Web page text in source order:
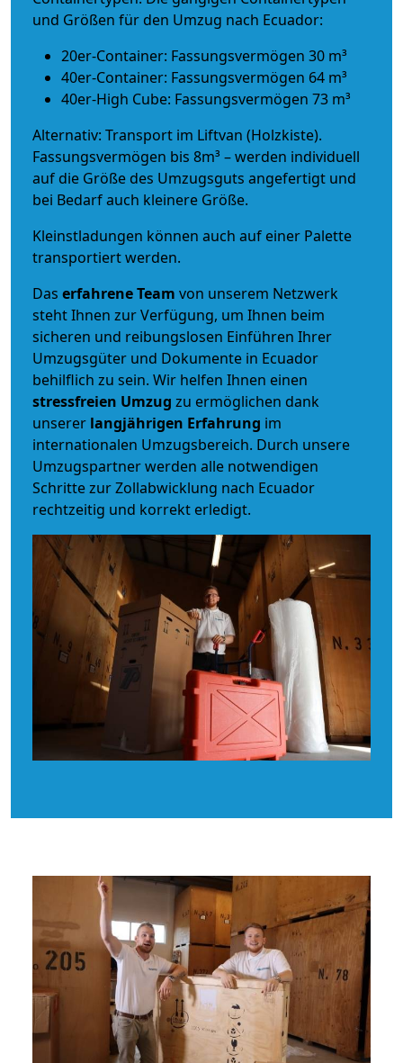
und Größen für den Umzug nach Ecuador:
20er-Container: Fassungsvermögen 30 m³
40er-Container: Fassungsvermögen 64 m³
40er-High Cube: Fassungsvermögen 73 m³
Alternativ: Transport im Liftvan (Holzkiste).
Fassungsvermögen bis 8m³ – werden individuell
auf die Größe des Umzugsguts angefertigt und
bei Bedarf auch kleinere Größe.
Kleinstladungen können auch auf einer Palette
transportiert werden.
Das erfahrene Team von unserem Netzwerk
steht Ihnen zur Verfügung, um Ihnen beim
sicheren und reibungslosen Einführen Ihrer
Umzugsgüter und Dokumente in Ecuador
behilflich zu sein. Wir helfen Ihnen einen
stressfreien Umzug zu ermöglichen dank
unserer langjährigen Erfahrung im
internationalen Umzugsbereich. Durch unsere
Umzugspartner werden alle notwendigen
Schritte zur Zollabwicklung nach Ecuador
rechtzeitig und korrekt erledigt.